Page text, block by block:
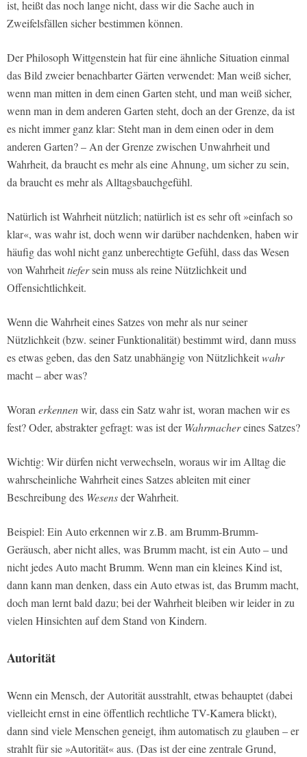
ist, heißt das noch lange nicht, dass wir die Sache auch in
Zweifelsfällen sicher bestimmen können.
Der Philosoph Wittgenstein hat für eine ähnliche Situation einmal
das Bild zweier benachbarter Gärten verwendet: Man weiß sicher,
wenn man mitten in dem einen Garten steht, und man weiß sicher,
wenn man in dem anderen Garten steht, doch an der Grenze, da ist
es nicht immer ganz klar: Steht man in dem einen oder in dem
anderen Garten? – An der Grenze zwischen Unwahrheit und
Wahrheit, da braucht es mehr als eine Ahnung, um sicher zu sein,
da braucht es mehr als Alltagsbauchgefühl.
Natürlich ist Wahrheit nützlich; natürlich ist es sehr oft »einfach so
klar«, was wahr ist, doch wenn wir darüber nachdenken, haben wir
häufig das wohl nicht ganz unberechtigte Gefühl, dass das Wesen
von Wahrheittiefersein muss als reine Nützlichkeit und
Offensichtlichkeit.
Wenn die Wahrheit eines Satzes von mehr als nur seiner
Nützlichkeit (bzw. seiner Funktionalität) bestimmt wird, dann muss
es etwas geben, das den Satz unabhängig von Nützlichkeitwahr
macht – aber was?
Woranerkennenwir, dass ein Satz wahr ist, woran machen wir es
fest? Oder, abstrakter gefragt: was ist derWahrmachereines Satzes?
Wichtig: Wir dürfen nicht verwechseln, woraus wir im Alltag die
wahrscheinliche Wahrheit eines Satzes ableiten mit einer
Beschreibung des Wesensder Wahrheit.
Beispiel: Ein Auto erkennen wir z.B. am Brumm-Brumm-
Geräusch, aber nicht alles, was Brumm macht, ist ein Auto – und
nicht jedes Auto macht Brumm. Wenn man ein kleines Kind ist,
dann kann man denken, dass ein Auto etwas ist, das Brumm macht,
doch man lernt bald dazu; bei der Wahrheit bleiben wir leider in zu
vielen Hinsichten auf dem Stand von Kindern.
Autorität
Wenn ein Mensch, der Autorität ausstrahlt, etwas behauptet (dabei
vielleicht ernst in eine öffentlich rechtliche TV-Kamera blickt),
dann sind viele Menschen geneigt, ihm automatisch zu glauben – er
strahlt für sie »Autorität« aus. (Das ist der eine zentrale Grund,